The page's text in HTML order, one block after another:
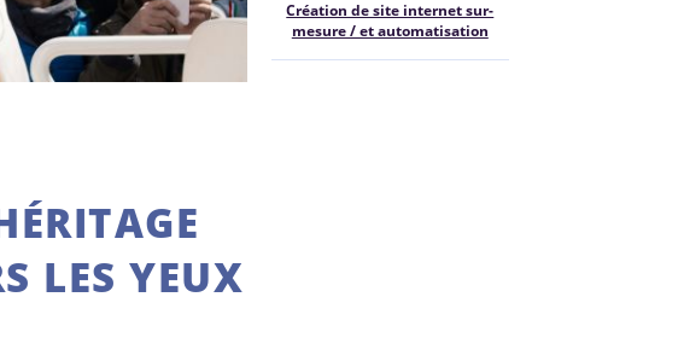
LES YEUX
Création de site internet sur-
mesure / et automatisation